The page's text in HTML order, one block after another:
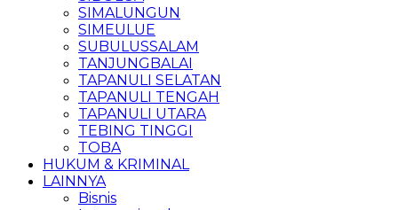
SIMALUNGUN
SIMEULUE
SUBULUSSALAM
TANJUNGBALAI
TAPANULI SELATAN
TAPANULI TENGAH
TAPANULI UTARA
TEBING TINGGI
TOBA
HUKUM & KRIMINAL
LAINNYA
Bisnis